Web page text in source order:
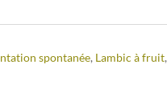
spontanée, Lambic à fruit,